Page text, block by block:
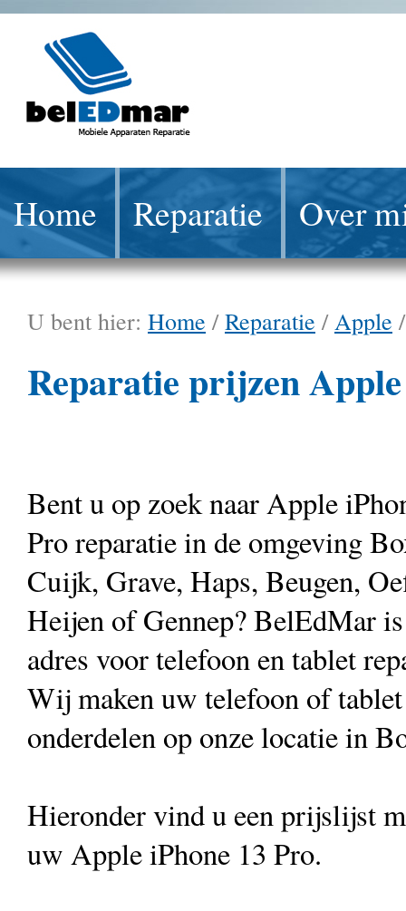
Home Reparatie Over
U bent hier: Home /Reparatie /Apple
Reparatie prijzen
Bent u op zoek naar Apple
Pro reparatie in de omgeving
Cuijk, Grave, Haps, Beugen,
Heijen of Gennep? BelEdMar
adres voor telefoon en tablet
Wij maken uw telefoon of
onderdelen op onze locatie in
Hieronder vind u een prijslijst
uw Apple iPhone 13 Pro.